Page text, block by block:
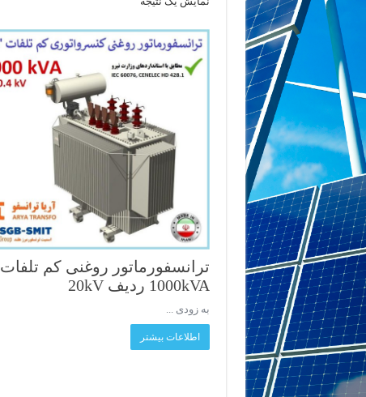
ترانسفورماتور روغنی کم تلفات
1000kVA ردیف 20kV
به زودی ...
اطلاعات بیشتر